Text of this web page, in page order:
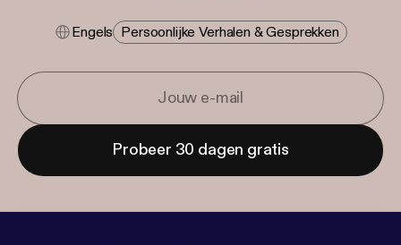
Engels Persoonlijke Verhalen & Gesprekken
Probeer 30 dagen gratis